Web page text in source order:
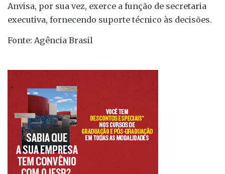
Anvisa, por sua vez, exerce a função de secretaria
executiva, fornecendo suporte técnico às decisões.
Fonte: Agência Brasil